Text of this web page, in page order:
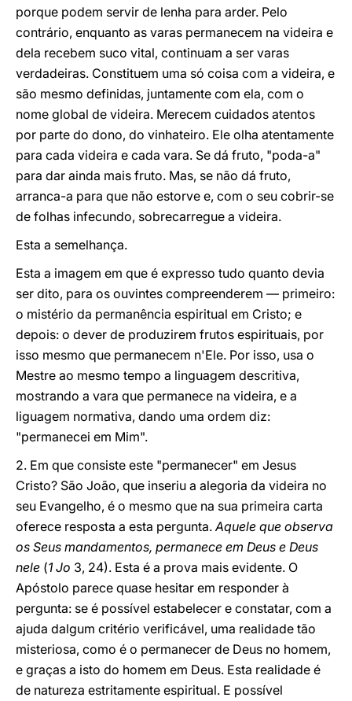
porque podem servir de lenha para arder. Pelo
contrário, enquanto as varas permanecem na videira e
dela recebem suco vital, continuam a ser varas
verdadeiras. Constituem uma só coisa com a videira, e
são mesmo definidas, juntamente com ela, com o
nome global de videira. Merecem cuidados atentos
por parte do dono, do vinhateiro. Ele olha atentamente
para cada videira e cada vara. Se dá fruto, "poda-a"
para dar ainda mais fruto. Mas, se não dá fruto,
arranca-a para que não estorve e, com o seu cobrir-se
de folhas infecundo, sobrecarregue a videira.
Esta a semelhança.
Esta a imagem em que é expresso tudo quanto devia
ser dito, para os ouvintes compreenderem — primeiro:
o mistério da permanência espiritual em Cristo; e
depois: o dever de produzirem frutos espirituais, por
isso mesmo que permanecem n'Ele. Por isso, usa o
Mestre ao mesmo tempo a linguagem descritiva,
mostrando a vara que permanece na videira, e a
liguagem normativa, dando uma ordem diz:
"permanecei em Mim".
2. Em que consiste este "permanecer" em Jesus
Cristo? São João, que inseriu a alegoria da videira no
seu Evangelho, é o mesmo que na sua primeira carta
oferece resposta a esta pergunta.Aquele que observa
os Seus mandamentos, permanece em Deus e Deus
nele (1 Jo 3, 24). Esta é a prova mais evidente. O
Apóstolo parece quase hesitar em responder à
pergunta: se é possível estabelecer e constatar, com a
ajuda dalgum critério verificável, uma realidade tão
misteriosa, como é o permanecer de Deus no homem,
e graças a isto do homem em Deus. Esta realidade é
de natureza estritamente espiritual. E possível